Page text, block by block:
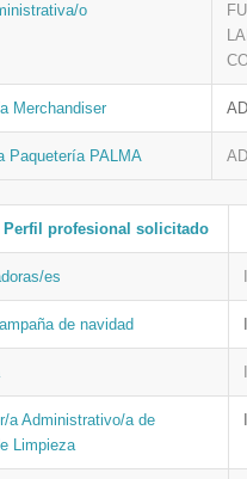
o
Merchandiser
Paquetería PALMA
Perfil profesional solicitado
es
de navidad
a Administrativo/a de
Limpieza